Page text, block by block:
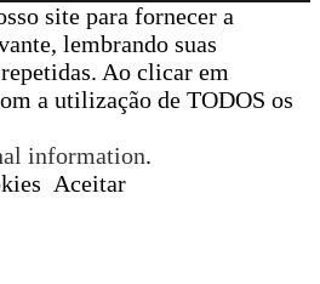
site para fornecer a
lembrando suas
Ao clicar em
a utilização de TODOS os
information.
Aceitar